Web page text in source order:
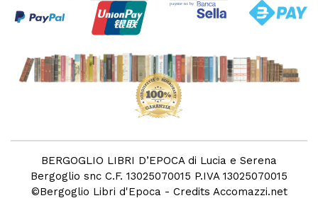
BERGOGLIO LIBRI D’EPOCA di Lucia e Serena
Bergoglio snc C.F. 13025070015 P.IVA 13025070015
©Bergoglio Libri d'Epoca - Credits Accomazzi.net